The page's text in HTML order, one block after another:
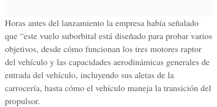
Horas antes del lanzamiento la empresa había señalado
que “este vuelo suborbital está diseñado para probar varios
objetivos, desde cómo funcionan los tres motores raptor
del vehículo y las capacidades aerodinámicas generales de
entrada del vehículo, incluyendo sus aletas de la
carrocería, hasta cómo el vehículo maneja la transición del
propulsor.